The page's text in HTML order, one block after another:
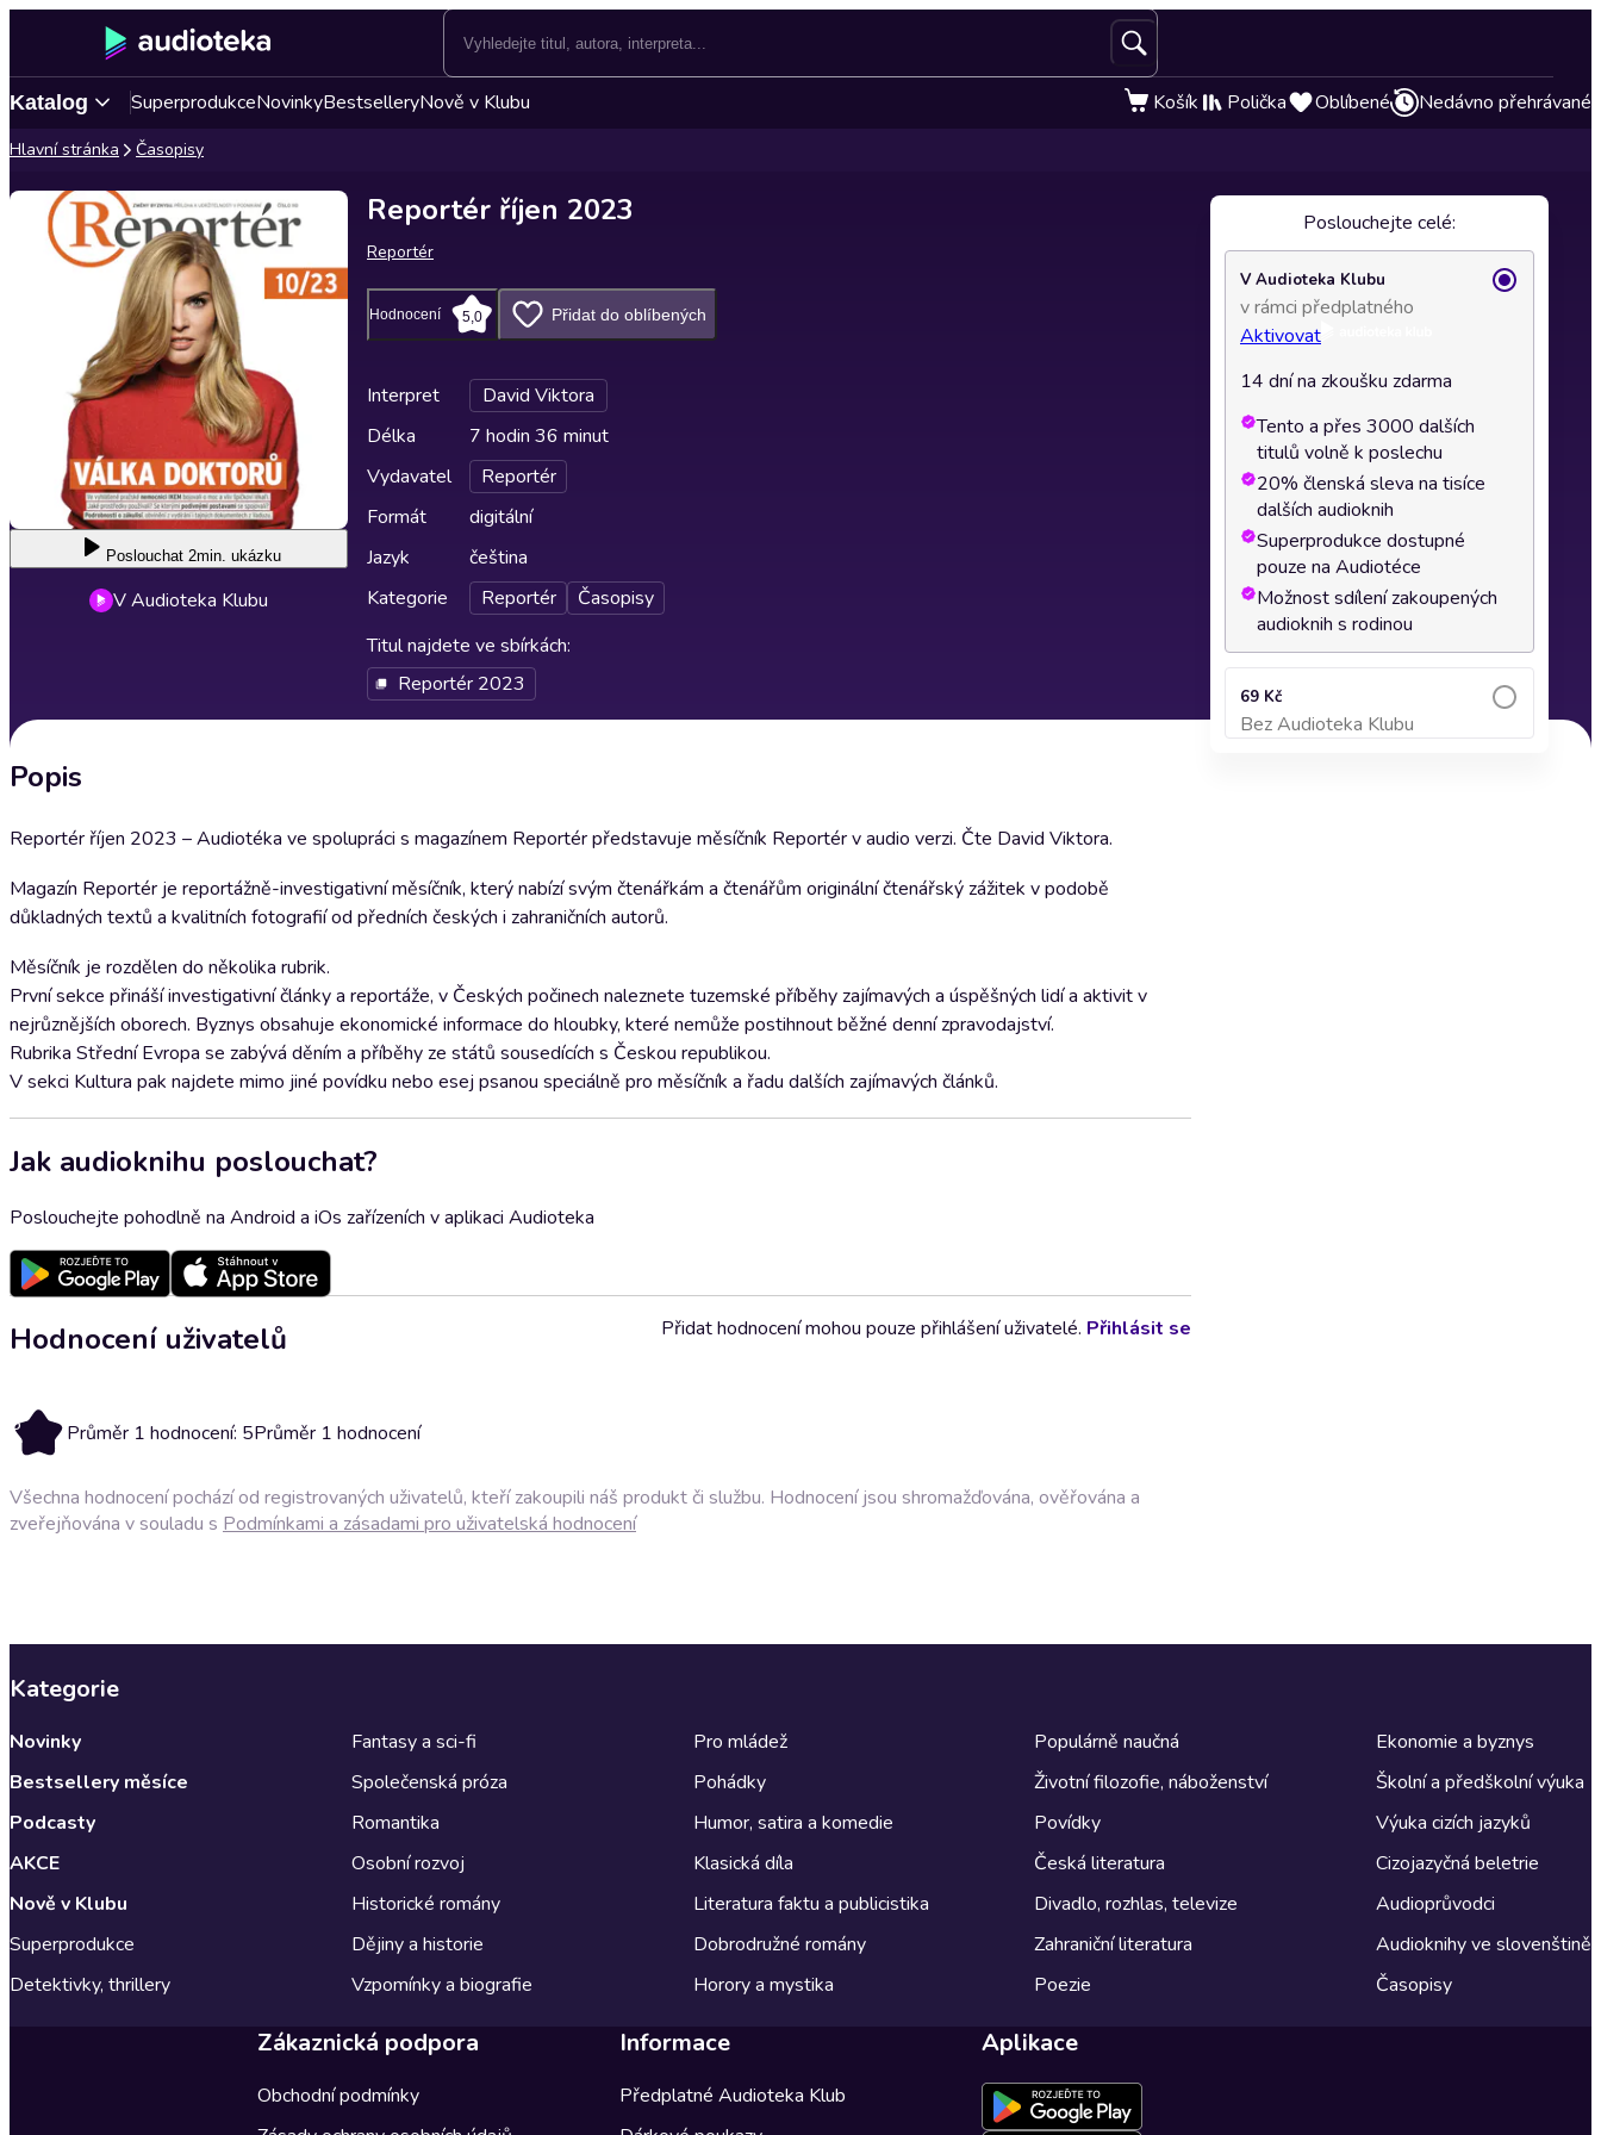
Katalog SuperprodukceNovinkyBestselleryNově v Klubu Košík Polička Oblíbené Nedávno přehrávané
Hlavní stránka Časopisy
Poslouchat 2min. ukázku
V Audioteka Klubu
Reportér říjen 2023
Reportér
Hodnocení 5,0 Přidat do oblíbených
Interpret
David Viktora
Délka
7 hodin 36 minut
Vydavatel
Reportér
Formát
digitální
Jazyk
čeština
Kategorie
Reportér
Časopisy
Titul najdete ve sbírkách:
Reportér 2023
Popis
Reportér říjen 2023 – Audiotéka ve spolupráci s magazínem Reportér představuje měsíčník Reportér v audio verzi. Čte David Viktora.
Magazín Reportér je reportážně-investigativní měsíčník, který nabízí svým čtenářkám a čtenářům originální čtenářský zážitek v podobě
důkladných textů a kvalitních fotografií od předních českých i zahraničních autorů.
Měsíčník je rozdělen do několika rubrik.
První sekce přináší investigativní články a reportáže, v Českých počinech naleznete tuzemské příběhy zajímavých a úspěšných lidí a aktivit v
nejrůznějších oborech. Byznys obsahuje ekonomické informace do hloubky, které nemůže postihnout běžné denní zpravodajství.
Rubrika Střední Evropa se zabývá děním a příběhy ze států sousedících s Českou republikou.
V sekci Kultura pak najdete mimo jiné povídku nebo esej psanou speciálně pro měsíčník a řadu dalších zajímavých článků.
Jak audioknihu poslouchat?
Poslouchejte pohodlně na Android a iOs zařízeních v aplikaci Audioteka
Hodnocení uživatelů
5 Průměr 1 hodnocení: 5Průměr 1 hodnocení
Přidat hodnocení mohou pouze přihlášení uživatelé. Přihlásit se
Všechna hodnocení pochází od registrovaných uživatelů, kteří zakoupili náš produkt či službu. Hodnocení jsou shromažďována, ověřována a
zveřejňována v souladu s Podmínkami a zásadami pro uživatelská hodnocení
Poslouchejte celé:
V Audioteka Klubu
v rámci předplatného
Aktivovat
14 dní na zkoušku zdarma
Tento a přes 3000 dalších
titulů volně k poslechu
20% členská sleva na tisíce
dalších audioknih
Superprodukce dostupné
pouze na Audiotéce
Možnost sdílení zakoupených
audioknih s rodinou
69 Kč
Bez Audioteka Klubu
Přidat do košíku
Kategorie
Novinky
Bestsellery měsíce
Podcasty
AKCE
Nově v Klubu
Superprodukce
Detektivky, thrillery
Fantasy a sci-fi
Společenská próza
Romantika
Osobní rozvoj
Historické romány
Dějiny a historie
Vzpomínky a biografie
Pro mládež
Pohádky
Humor, satira a komedie
Klasická díla
Literatura faktu a publicistika
Dobrodružné romány
Horory a mystika
Populárně naučná
Životní filozofie, náboženství
Povídky
Česká literatura
Divadlo, rozhlas, televize
Zahraniční literatura
Poezie
Ekonomie a byznys
Školní a předškolní výuka
Výuka cizích jazyků
Cizojazyčná beletrie
Audioprůvodci
Audioknihy ve slovenštině
Časopisy
Zákaznická podpora
Obchodní podmínky
Informace
Předplatné Audioteka Klub
Aplikace